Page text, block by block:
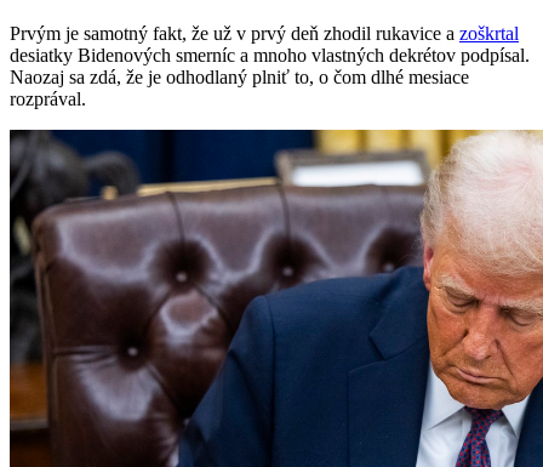
Prvým je samotný fakt, že už v prvý deň zhodil rukavice a zoškrtal
desiatky Bidenových smerníc a mnoho vlastných dekrétov podpísal.
Naozaj sa zdá, že je odhodlaný plniť to, o čom dlhé mesiace
rozprával.